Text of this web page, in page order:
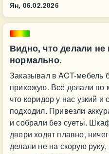
Ян, 06.02.2026
Видно, что делали не
нормально.
Заказывал в ACT-
прихожую. Всё делали
что коридор у нас узкий и
подходил. Привезли
и собрали без суеты.
двери ходят плавно,
делали не на скорую